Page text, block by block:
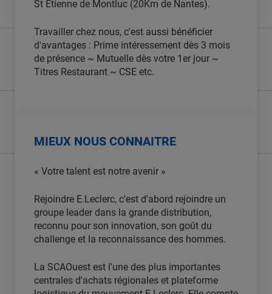
St Etienne de Montluc (20Km de Nantes).
Travailler chez nous, c'est aussi bénéficier
d'avantages : Prime intéressement dès 3 mois
de présence ~ Mutuelle dès votre 1er jour ~
Titres Restaurant ~ CSE etc.
MIEUX NOUS CONNAITRE
« Votre talent est notre avenir »
Rejoindre E.Leclerc, c'est d'abord rejoindre un
groupe leader dans la grande distribution,
reconnu pour son innovation, son goût du
challenge et la reconnaissance des hommes.
La SCAOuest est l'une des plus importantes
centrales d'achats régionales et plateforme